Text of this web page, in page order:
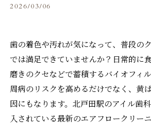
2026/03/06
歯の着色や汚れが気になって、普段の
では満足できていませんか？日常的に
磨きのクセなどで蓄積するバイオフィ
周病のリスクを高めるだけでなく、黄
因にもなります。北戸田駅のアイル歯
入されている最新のエアフロークリー